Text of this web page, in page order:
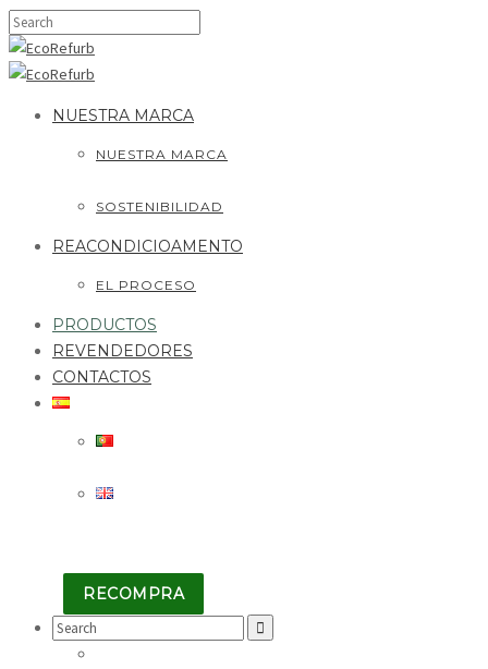
NUESTRA MARCA
NUESTRA MARCA
SOSTENIBILIDAD
REACONDICIOAMENTO
EL PROCESO
PRODUCTOS
REVENDEDORES
CONTACTOS
RECOMPRA
Search